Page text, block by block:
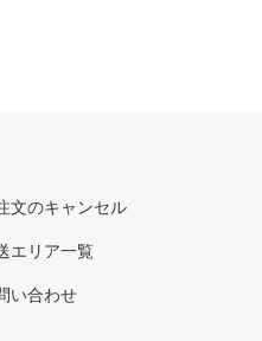
文のキャンセル
エリア一覧
い合わせ